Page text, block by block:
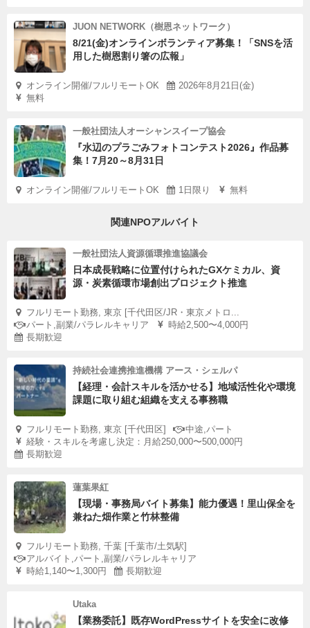
JUON NETWORK（樹恩ネットワーク）
8/21(金)オンラインボランティア募集！「SNSを活
用した樹恩割り箸の広報」
オンライン開催/フルリモートOK
2026年8月21日(金)
無料
一般社団法人オーシャンスイープ協会
『水辺のプラごみフォトコンテスト2026』作品募
集！7月20～8月31日
オンライン開催/フルリモートOK 1日限り 無料
関連NPOアルバイト
一般社団法人資源循環推進協議会
日本成長戦略に位置付けられたGXケミカル、資
源・炭素循環市場創出プロジェクト推進
フルリモート勤務, 東京 [千代田区/JR・東京メトロ...
パート,副業/パラレルキャリア
時給2,500〜4,000円
長期歓迎
持続社会連携推進機構 アース・シェルパ
【経理・会計スキルを活かせる】地域活性化や環境
課題に取り組む組織を支える事務職
フルリモート勤務, 東京 [千代田区]
中途,パート
経験・スキルを考慮し決定：月給250,000〜500,000円
長期歓迎
蓮葉果紅
【現場・事務局バイト募集】能力優遇！里山保全を
兼ねた畑作業と竹林整備
フルリモート勤務, 千葉 [千葉市/土気駅]
アルバイト,パート,副業/パラレルキャリア
時給1,140〜1,300円
長期歓迎
Utaka
【業務委託】既存WordPressサイトを安全に改修